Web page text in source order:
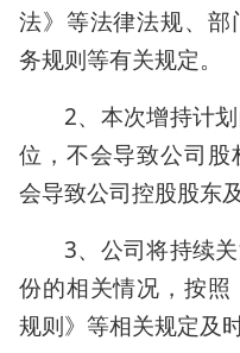
法》等法律法规、
务规则等有关规定。
2、本次增持计
位，不会导致公司
会导致公司控股股东
3、公司将持续
份的相关情况，按
规则》等相关规定及